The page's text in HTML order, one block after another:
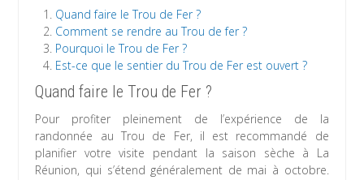
Quand faire le Trou de Fer ?
Comment se rendre au Trou de fer ?
Pourquoi le Trou de Fer ?
Est-ce que le sentier du Trou de Fer est ouvert ?
Quand faire le Trou de Fer ?
Pour profiter pleinement de l’expérience de la
randonnée au Trou de Fer, il est recommandé de
planifier votre visite pendant la saison sèche à La
Réunion, qui s’étend généralement de mai à octobre.